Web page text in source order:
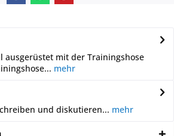
ausgerüstet mit der Trainingshose
mehr
und diskutieren... mehr